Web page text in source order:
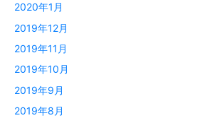
2020年1月
2019年12月
2019年11月
2019年10月
2019年9月
2019年8月